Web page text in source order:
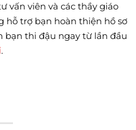
vấn viên và các thầy giáo
hỗ trợ bạn hoàn thiện hồ sơ
bạn thi đậu ngay từ lần đầu
.